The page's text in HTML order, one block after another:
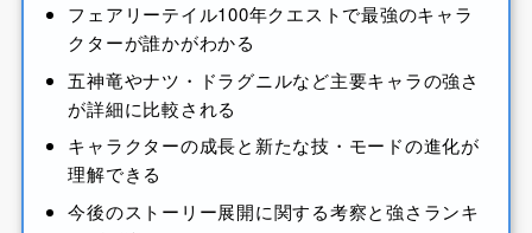
フェアリーテイル100年クエストで最強のキャラ
クターが誰かがわかる
五神竜やナツ・ドラグニルなど主要キャラの強さ
が詳細に比較される
キャラクターの成長と新たな技・モードの進化が
理解できる
今後のストーリー展開に関する考察と強さランキ